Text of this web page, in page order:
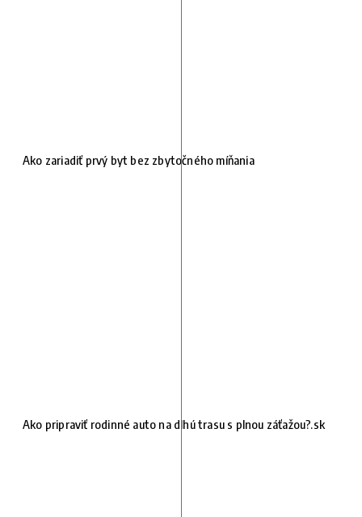
Ako zariadiť prvý byt bez zbytočného míňania
Ako pripraviť rodinné auto na dlhú trasu s plnou záťažou?.sk